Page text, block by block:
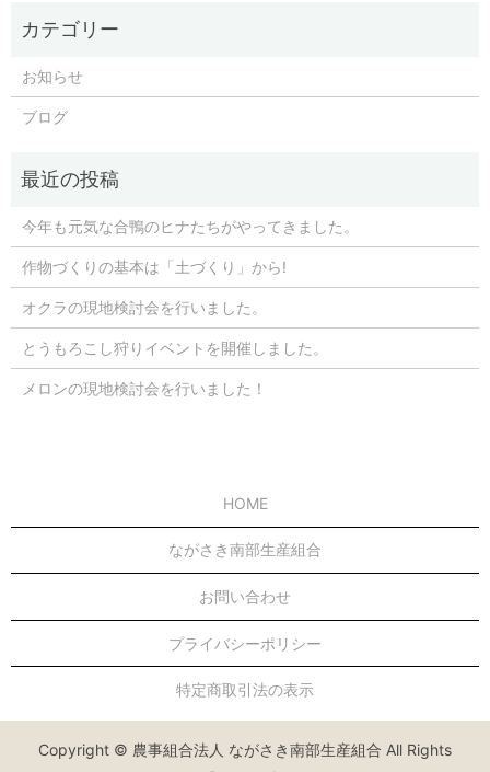
お知らせ
ブログ
今年も元気な合鴨のヒナたちがやってきました。
作物づくりの基本は「土づくり」から!
オクラの現地検討会を行いました。
とうもろこし狩りイベントを開催しました。
メロンの現地検討会を行いました！
HOME
ながさき南部生産組合
お問い合わせ
プライバシーポリシー
特定商取引法の表示
Copyright © 農事組合法人 ながさき南部生産組合 All Rights